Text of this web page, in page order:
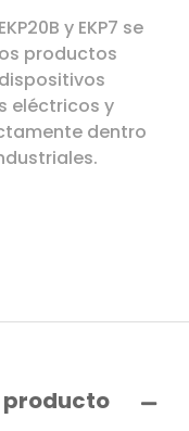
y EKP7 se
productos
eléctricos y
dentro
producto